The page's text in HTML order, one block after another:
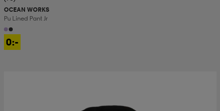
OCEAN WORKS
Pu Lined Pant Jr
0:-